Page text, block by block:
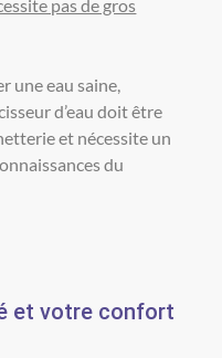
pas de gros
une eau saine,
d’eau doit être
et nécessite un
du
et votre confort